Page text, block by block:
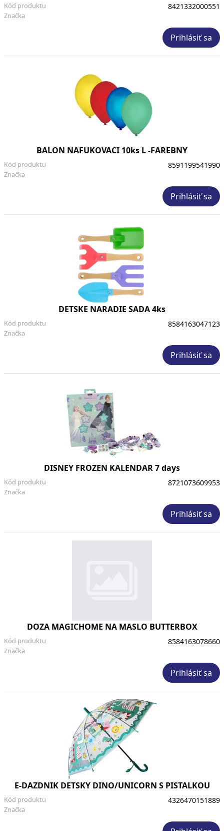
Značka
Kód produktu 8421332000551
Prihlásiť sa
BALON NAFUKOVACI 10ks L -FAREBNY
Značka
Kód produktu 8591199541990
Prihlásiť sa
DETSKE NARADIE SADA 4ks
Značka
Kód produktu 8584163047123
Prihlásiť sa
DISNEY FROZEN KALENDAR 7 days
Značka
Kód produktu 8721073609953
Prihlásiť sa
DOZA MAGICHOME NA MASLO BUTTERBOX
Značka
Kód produktu 8584163078660
Prihlásiť sa
E-DAZDNIK DETSKY DINO/UNICORN S PISTALKOU
Značka
Kód produktu 4326470151889